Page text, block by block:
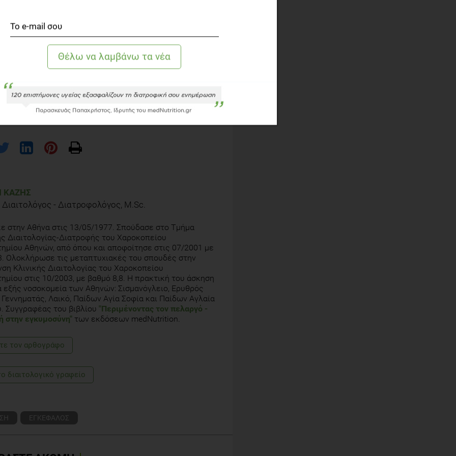
για τη σωστή λειτουργία του οργανισμού
και καθίσταται ακόμα πιο σημαντική με το
της θερμοκρασίας. Η καθημερινή και συνεχής
και ζωτικής σημασίας. Η λήψη τους πρέπει να αρχίζει
διαστήματα και σε μικρές ποσότητες, καθ’ όλη
ακόμα και όταν δεν διψάμε και φυσικά φροντίζουμε να
ΚΆΖΗΣ
Διαιτολόγος - Διατροφολόγος, M.Sc.
στην Αθήνα στις 13/05/1977. Σπούδασε στο Tμήμα
Διαιτολογίας-Διατροφής του Χαροκοπείου
Αθηνών, από όπου και αποφοίτησε στις 07/2001 με
Ολοκλήρωσε τις μεταπτυχιακές του σπουδές στην
Κλινικής Διαιτολογίας του Χαροκοπείου
στις 10/2003, με βαθμό 8,8. Η πρακτική του άσκηση
εξής νοσοκομεία των Αθηνών: Σισμανόγλειο, Ερυθρός
Λαικό, Παίδων Αγία Σοφία και Παίδων Αγλαία
Συγγραφέας του βιβλίου "Περιμένοντας τον πελαργό -
στην εγκυμοσύνη" των εκδόσεων medNutrition.
τoν αρθογράφο
διαιτολογικό γραφείο
ΕΓΚΕΦΑΛΟΣ